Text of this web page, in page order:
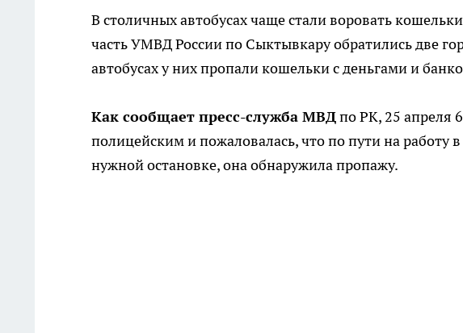
В столичных автобусах чаще стали воровать
часть УМВД России по Сыктывкару обратились две
автобусах у них пропали кошельки с деньгами и
Как сообщает пресс-служба МВДпо РК, 25 апреля
полицейским и пожаловалась, что по пути на работу
нужной остановке, она обнаружила пропажу.